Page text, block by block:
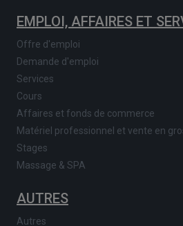
EMPLOI, AFFAIRES ET
Offre d'emploi
Demande d'emploi
Services
Cours
Affaires et fonds de commerce
Matériel professionnel et vente en
Stages
Massage & SPA
AUTRES
Autres